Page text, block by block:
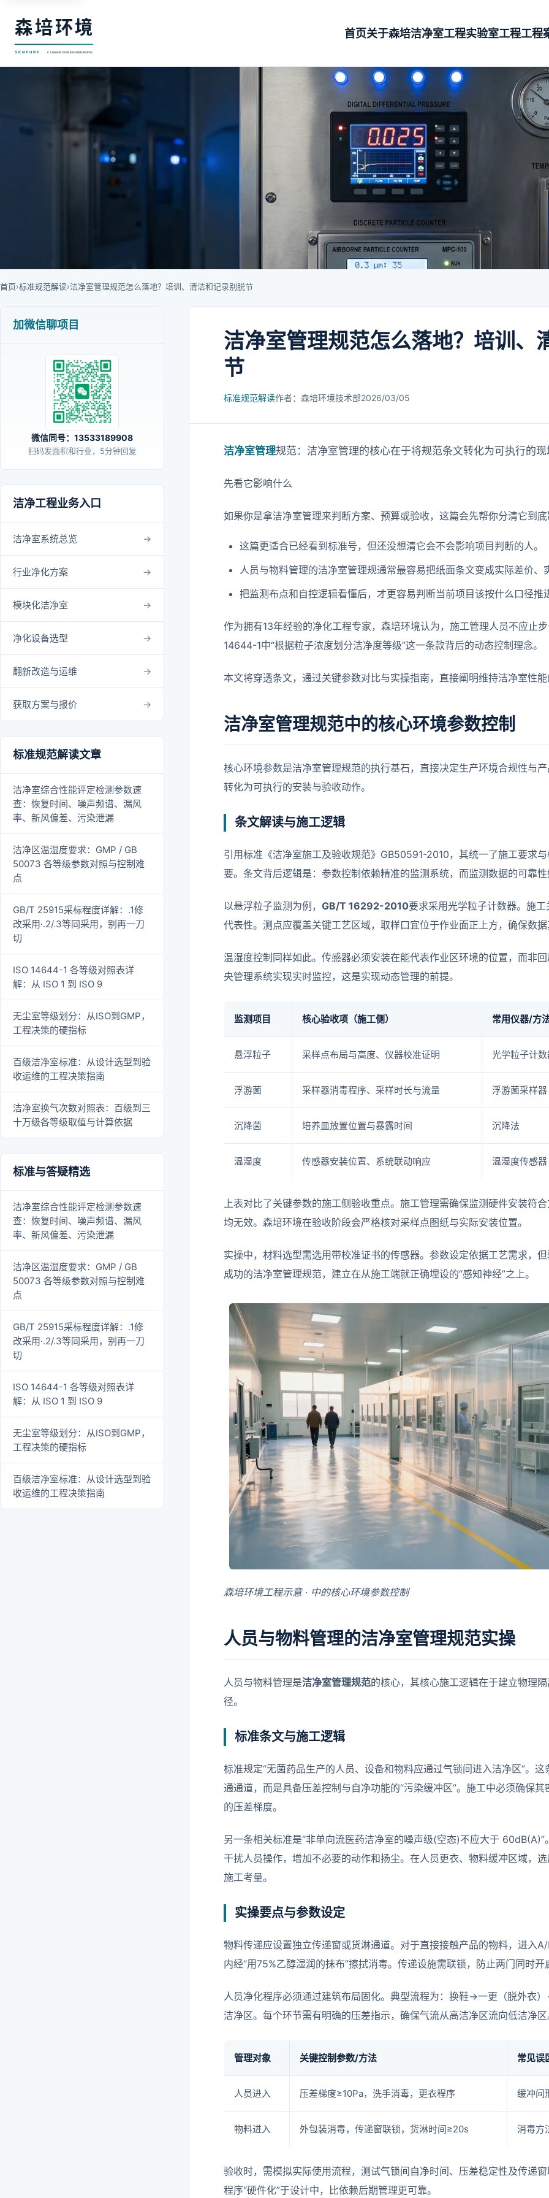
首页关于森培洁净室工程实验室工程工程
首页›标准规范解读›洁净室管理规范怎么落地？培训、清洁和记录别脱节
加微信聊项目
微信同号：13533189908
扫码发面积和行业，5分钟回复
洁净工程业务入口
洁净室系统总览
行业净化方案
模块化洁净室
净化设备选型
翻新改造与运维
获取方案与报价
标准规范解读文章
洁净室综合性能评定检测参数速
查：恢复时间、噪声频谱、漏风
率、新风偏差、污染泄漏
洁净区温湿度要求：GMP / GB
50073 各等级参数对照与控制难
点
GB/T 25915采标程度详解：.1修
改采用·.2/.3等同采用，别再一刀
切
ISO 14644-1 各等级对照表详
解：从 ISO 1 到 ISO 9
无尘室等级划分：从ISO到GMP，
工程决策的硬指标
百级洁净室标准：从设计选型到验
收运维的工程决策指南
洁净室换气次数对照表：百级到三
十万级各等级取值与计算依据
标准与答疑精选
洁净室综合性能评定检测参数速
查：恢复时间、噪声频谱、漏风
率、新风偏差、污染泄漏
洁净区温湿度要求：GMP / GB
50073 各等级参数对照与控制难
点
GB/T 25915采标程度详解：.1修
改采用·.2/.3等同采用，别再一刀
切
ISO 14644-1 各等级对照表详
解：从 ISO 1 到 ISO 9
无尘室等级划分：从ISO到GMP，
工程决策的硬指标
百级洁净室标准：从设计选型到验
收运维的工程决策指南
洁净室管理规范怎么落地？培训、
节
标准规范解读作者：森培环境技术部2026/03/05
洁净室管理规范：洁净室管理的核心在于将规范条文转化为可执行的
先看它影响什么
如果你是拿洁净室管理来判断方案、预算或验收，这篇会先帮你分清它到
这篇更适合已经看到标准号，但还没想清它会不会影响项目判断的人。
人员与物料管理的洁净室管理规通常最容易把纸面条文变成实际差价、
把监测布点和自控逻辑看懂后，才更容易判断当前项目该按什么口径推
作为拥有13年经验的净化工程专家，森培环境认为，施工管理人员不应止
14644-1中“根据粒子浓度划分洁净度等级”这一条款背后的动态控制理念。
本文将穿透条文，通过关键参数对比与实操指南，直接阐明维持洁净室性
洁净室管理规范中的核心环境参数控制
核心环境参数是洁净室管理规范的执行基石，直接决定生产环境合规性与
转化为可执行的安装与验收动作。
条文解读与施工逻辑
引用标准《洁净室施工及验收规范》GB50591-2010，其统一了施工要求
要。条文背后逻辑是：参数控制依赖精准的监测系统，而监测数据的可靠
以悬浮粒子监测为例， GB/T 16292-2010要求采用光学粒子计数器。施
代表性。测点应覆盖关键工艺区域，取样口宜位于作业面正上方，确保数
温湿度控制同样如此。传感器必须安装在能代表作业区环境的位置，而非
央管理系统实现实时监控，这是实现动态管理的前提。
监测项目 核心验收项（施工侧） 常用仪器/方
悬浮粒子 采样点布局与高度、仪器校准证明 光学粒子计
浮游菌 采样器消毒程序、采样时长与流量 浮游菌采样器
沉降菌 培养皿放置位置与暴露时间 沉降法
温湿度 传感器安装位置、系统联动响应 温湿度传感器
上表对比了关键参数的施工侧验收重点。施工管理需确保监测硬件安装符
均无效。森培环境在验收阶段会严格核对采样点图纸与实际安装位置。
实操中，材料选型需选用带校准证书的传感器。参数设定依据工艺需求，
成功的洁净室管理规范，建立在从施工端就正确埋设的“感知神经”之上。
森培环境工程示意 · 中的核心环境参数控制
人员与物料管理的洁净室管理规范实操
人员与物料管理是洁净室管理规范的核心，其核心施工逻辑在于建立物理
径。
标准条文与施工逻辑
标准规定“无菌药品生产的人员、设备和物料应通过气锁间进入洁净区”。
通通道，而是具备压差控制与自净功能的“污染缓冲区”。施工中必须确保
的压差梯度。
另一条相关标准是“非单向流医药洁净室的噪声级(空态)不应大于
干扰人员操作，增加不必要的动作和扬尘。在人员更衣、物料缓冲区域，
施工考量。
实操要点与参数设定
物料传递应设置独立传递窗或货淋通道。对于直接接触产品的物料，进入
内经“用75%乙醇湿润的抹布”擦拭消毒。传递设施需联锁，防止两门同时开
人员净化程序必须通过建筑布局固化。典型流程为：换鞋→一更（脱外
洁净区。每个环节需有明确的压差指示，确保气流从高洁净区流向低洁净
管理对象 关键控制参数/方法 常见误
人员进入 压差梯度≥10Pa，洗手消毒，更衣程序 缓冲间
物料进入 外包装消毒，传递窗联锁，货淋时间≥20s 消毒方
验收时，需模拟实际使用流程，测试气锁间自净时间、压差稳定性及传递
程序“硬件化”于设计中，比依赖后期管理更可靠。